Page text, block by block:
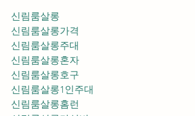
신림룸살롱
신림룸살롱가격
신림룸살롱주대
신림룸살롱혼자
신림룸살롱호구
신림룸살롱1인주대
신림룸살롱홈런